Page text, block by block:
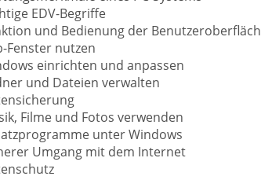
EDV-Begriffe
und Bedienung der
Fenster nutzen
einrichten und anpassen
und Dateien verwalten
Filme und Fotos verwenden
unter Windows
Umgang mit dem Internet